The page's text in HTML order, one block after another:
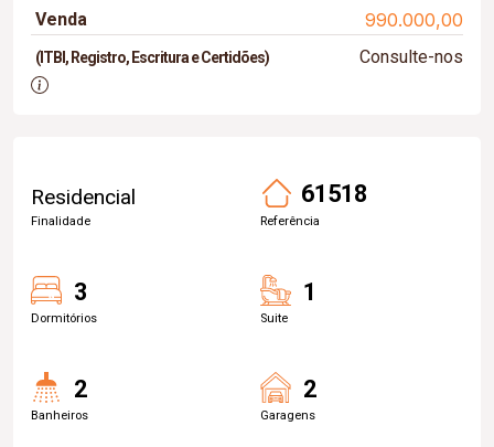
Venda
990.000,00
(ITBI, Registro, Escritura e Certidões) Consulte-nos
Residencial
Finalidade
61518
Referência
3
Dormitórios
1
Suite
2
Banheiros
2
Garagens